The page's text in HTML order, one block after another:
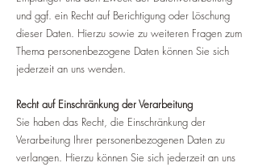
und ggf. ein Recht auf Berichtigung oder Löschung
dieser Daten. Hierzu sowie zu weiteren Fragen zum
Thema personenbezogene Daten können Sie sich
jederzeit an uns wenden.
Recht auf Einschränkung der Verarbeitung
Sie haben das Recht, die Einschränkung der
Verarbeitung Ihrer personenbezogenen Daten zu
verlangen. Hierzu können Sie sich jederzeit an uns